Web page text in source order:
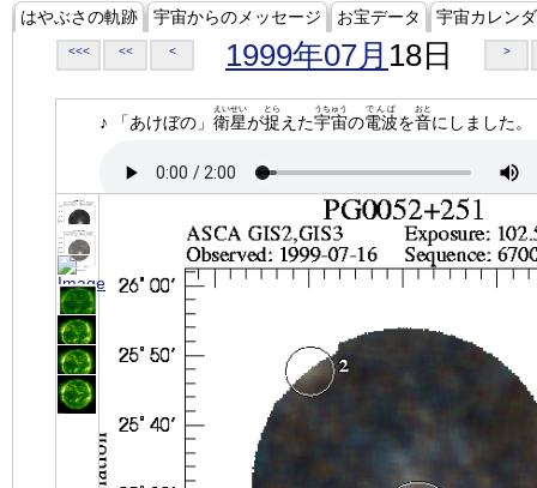
はやぶさの軌跡 宇宙からのメッセージ お宝データ 宇宙カレン
<<< << < 1999年07月 18日 >
♪ 「あけぼの」 衛星
えいせい
が捉
とら
えた宇宙
うちゅう
の電波
でんぱ
を音
おと
にしました。